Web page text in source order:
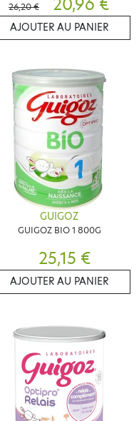
26,20 €
AJOUTER AU PANIER
GUIGOZ
GUIGOZ BIO 1 800G
25,15 €
AJOUTER AU PANIER